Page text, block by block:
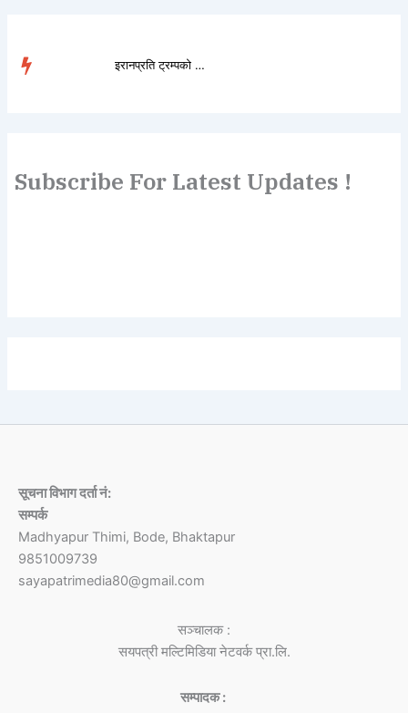
इरानप्रति ट्रम्पको ‘य�...
Subscribe For Latest Updates !
सूचना विभाग दर्ता नं:
सम्पर्क
Madhyapur Thimi, Bode, Bhaktapur
9851009739
sayapatrimedia80@gmail.com
सञ्चालक :
सयपत्री मल्टिमिडिया नेटवर्क प्रा.लि.
सम्पादक :